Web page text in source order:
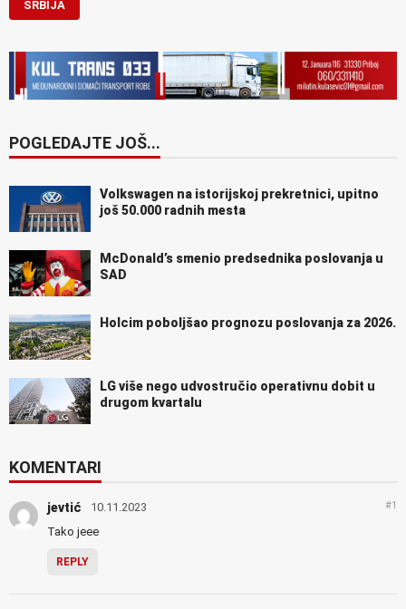
SRBIJA
POGLEDAJTE JOŠ...
Volkswagen na istorijskoj prekretnici, upitno
još 50.000 radnih mesta
McDonald’s smenio predsednika poslovanja u
SAD
Holcim poboljšao prognozu poslovanja za 2026.
LG više nego udvostručio operativnu dobit u
drugom kvartalu
KOMENTARI
jevtić 10.11.2023 #1
Tako jeee
REPLY